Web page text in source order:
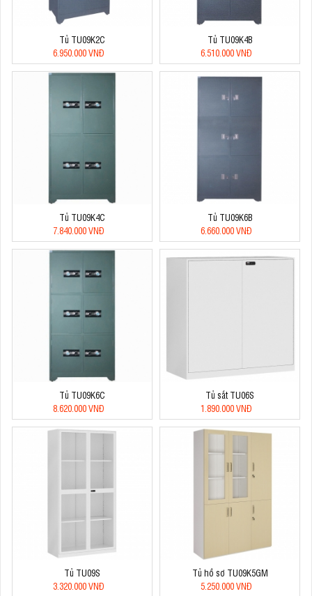
Tủ TU09K2C
6.950.000 VNĐ
Tủ TU09K4B
6.510.000 VNĐ
Tủ TU09K4C
7.840.000 VNĐ
Tủ TU09K6B
6.660.000 VNĐ
Tủ TU09K6C
8.620.000 VNĐ
Tủ sắt TU06S
1.890.000 VNĐ
Tủ TU09S
3.320.000 VNĐ
Tủ hồ sơ TU09K5GM
5.250.000 VNĐ